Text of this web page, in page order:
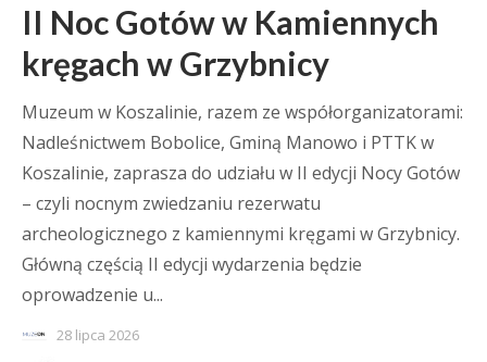
II Noc Gotów w Kamiennych
kręgach w Grzybnicy
Muzeum w Koszalinie, razem ze współorganizatorami:
Nadleśnictwem Bobolice, Gminą Manowo i PTTK w
Koszalinie, zaprasza do udziału w II edycji Nocy Gotów
– czyli nocnym zwiedzaniu rezerwatu
archeologicznego z kamiennymi kręgami w Grzybnicy.
Główną częścią II edycji wydarzenia będzie
oprowadzenie u...
28 lipca 2026